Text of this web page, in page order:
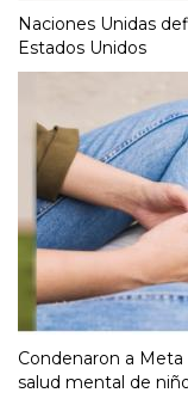
Naciones Unidas
Estados Unidos
Condenaron a Meta
salud mental de